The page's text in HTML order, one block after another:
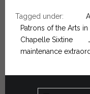
Tagged under:
Patrons of the Arts
Chapelle Sixtine
maintenance